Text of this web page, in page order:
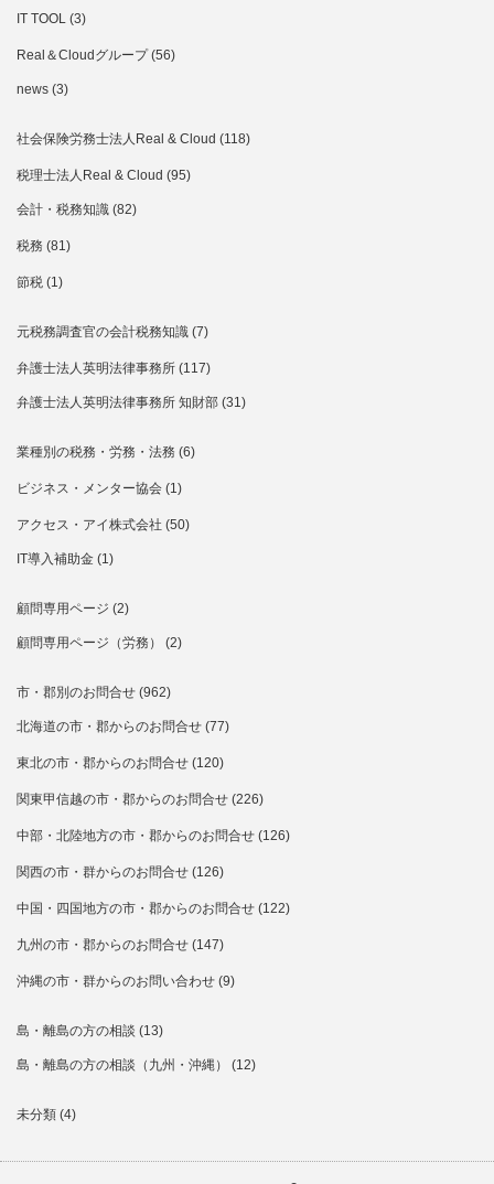
IT TOOL (3)
Real＆Cloudグループ(56)
news (3)
社会保険労務士法人Real & Cloud (118)
税理士法人Real & Cloud (95)
会計・税務知識 (82)
税務 (81)
節税 (1)
元税務調査官の会計税務知識 (7)
弁護士法人英明法律事務所 (117)
弁護士法人英明法律事務所 知財部 (31)
業種別の税務・労務・法務 (6)
ビジネス・メンター協会 (1)
アクセス・アイ株式会社 (50)
IT導入補助金 (1)
顧問専用ページ (2)
顧問専用ページ（労務） (2)
市・郡別のお問合せ (962)
北海道の市・郡からのお問合せ (77)
東北の市・郡からのお問合せ (120)
関東甲信越の市・郡からのお問合せ (226)
中部・北陸地方の市・郡からのお問合せ (126)
関西の市・群からのお問合せ (126)
中国・四国地方の市・郡からのお問合せ (122)
九州の市・郡からのお問合せ (147)
沖縄の市・群からのお問い合わせ (9)
島・離島の方の相談 (13)
島・離島の方の相談（九州・沖縄） (12)
未分類 (4)